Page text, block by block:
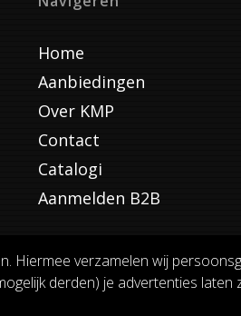
Hiermee verzamelen wij
derden) je advertenties
Home
Aanbiedingen
Over KMP
Contact
Catalogi
Aanmelden B2B